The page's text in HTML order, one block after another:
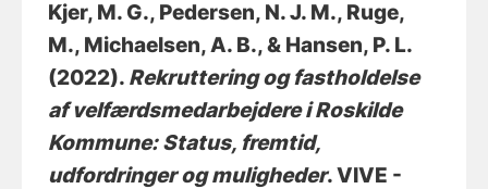
Kjer, M. G., Pedersen, N. J. M., Ruge,
M., Michaelsen, A. B., & Hansen, P. L.
(2022). Rekruttering og fastholdelse
af velfærdsmedarbejdere i Roskilde
Kommune: Status, fremtid,
udfordringer og muligheder. VIVE -